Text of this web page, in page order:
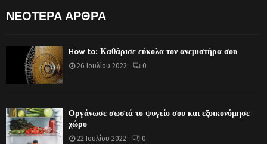
ΝΕΟΤΕΡΑ ΑΡΘΡΑ
How to: Καθάρισε εύκολα τον ανεμιστήρα σου
26 Ιουλίου 2022 0
Οργάνωσε σωστά το ψυγείο σου και εξοικονόμησε
χώρο
22 Ιουλίου 2022 0